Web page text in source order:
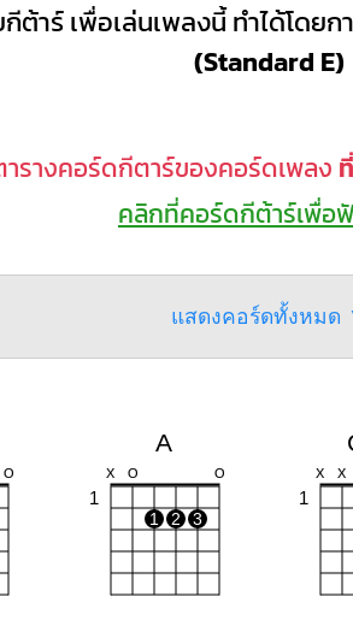
ต้าร์ เพื่อเล่นเพลงนี้ ทำได้โดยก
(Standard E)
รางคอร์ดกีตาร์ของคอร์ดเพลง
คลิกที่คอร์ดกีต้าร์เพื่อ
แสดงคอร์ดทั้งหมด
O
A
X O O
1
1 2 3
X X
1